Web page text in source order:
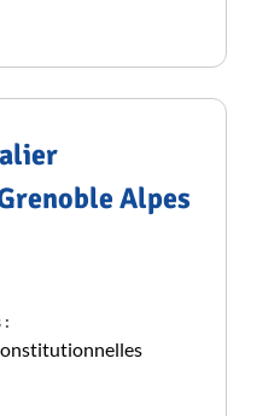
Alpes
: